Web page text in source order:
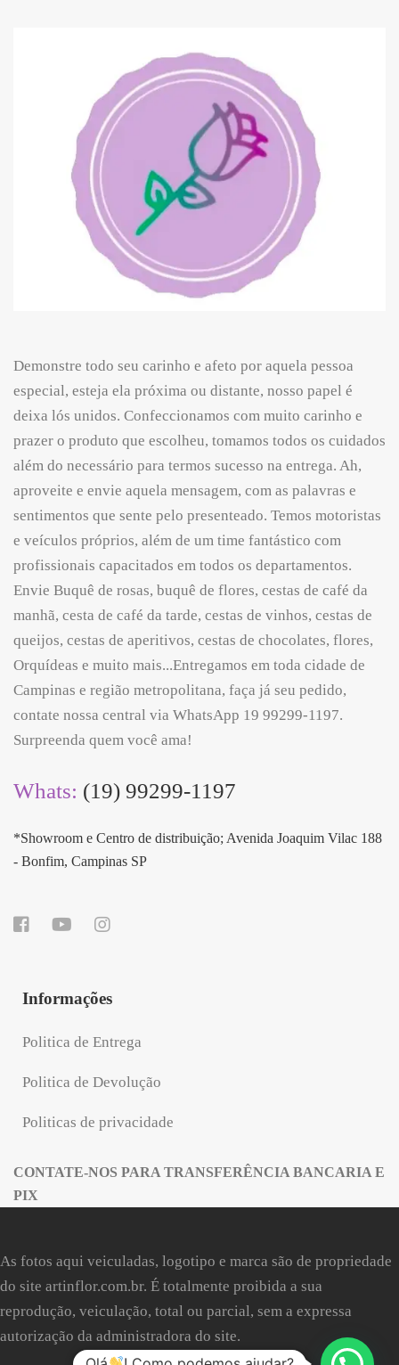
Demonstre todo seu carinho e afeto por aquela pessoa
especial, esteja ela próxima ou distante, nosso papel é
deixa lós unidos. Confeccionamos com muito carinho e
prazer o produto que escolheu, tomamos todos os cuidados
além do necessário para termos sucesso na entrega. Ah,
aproveite e envie aquela mensagem, com as palavras e
sentimentos que sente pelo presenteado. Temos motoristas
e veículos próprios, além de um time fantástico com
profissionais capacitados em todos os departamentos.
Envie Buquê de rosas, buquê de flores, cestas de café da
manhã, cesta de café da tarde, cestas de vinhos, cestas de
queijos, cestas de aperitivos, cestas de chocolates, flores,
Orquídeas e muito mais...Entregamos em toda cidade de
Campinas e região metropolitana, faça já seu pedido,
contate nossa central via WhatsApp 19 99299-1197.
Surpreenda quem você ama!
Whats: (19) 99299-1197
*Showroom e Centro de distribuição; Avenida Joaquim Vilac 188
- Bonfim, Campinas SP
Informações
Politica de Entrega
Politica de Devolução
Politicas de privacidade
CONTATE-NOS PARA TRANSFERÊNCIA BANCARIA E
PIX
As fotos aqui veiculadas, logotipo e marca são de propriedade
do site artinflor.com.br. É totalmente proibida a sua
reprodução, veiculação, total ou parcial, sem a expressa
autorização da administradora do site.